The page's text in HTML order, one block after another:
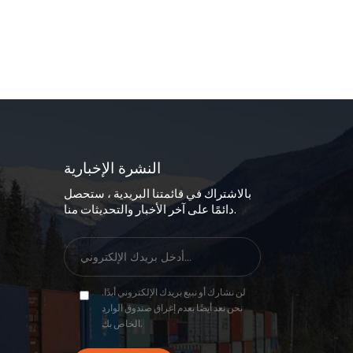
النشرة الإخبارية
بالاشتراك في قائمتنا البريدية ، ستحصل
دائمًا على آخر الأخبار والتحديثات منا.
لن نشارك أو نبيع بريدك الإلكتروني أبدًا.
نحن نعد أيضًا بعدم إغراق صندوق الوارد
الخاص بك.